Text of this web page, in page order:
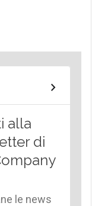
alla
di
le news